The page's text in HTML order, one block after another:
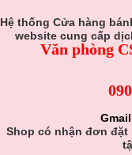
Hệ thống Cửa hàng
website cung cấp
Văn phòng
Shop có nhận đơn đặt